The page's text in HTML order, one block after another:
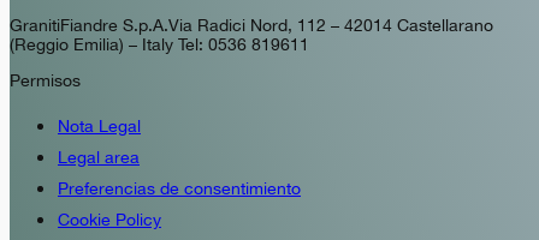
GranitiFiandre S.p.A. Via Radici Nord, 112 – 42014 Castellarano
(Reggio Emilia) – Italy Tel: 0536 819611
Permisos
Nota Legal
Legal area
Preferencias de consentimiento
Cookie Policy